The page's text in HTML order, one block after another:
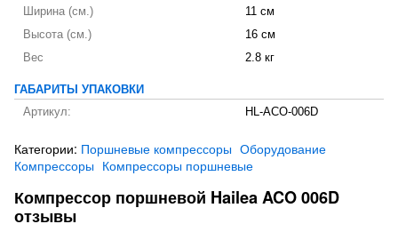
Ширина (см.)
11 см
Высота (см.)
16 см
Вес
2.8 кг
ГАБАРИТЫ УПАКОВКИ
Артикул:
HL-ACO-006D
Категории: Поршневые компрессоры Оборудование
Компрессоры Компрессоры поршневые
Компрессор поршневой Hailea ACO 006D
отзывы